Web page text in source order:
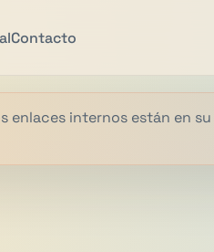
Contacto
enlaces internos están en